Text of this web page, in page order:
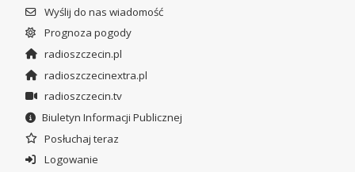
Wyślij do nas wiadomość
Prognoza pogody
radioszczecin.pl
radioszczecinextra.pl
radioszczecin.tv
Biuletyn Informacji Publicznej
Posłuchaj teraz
Logowanie